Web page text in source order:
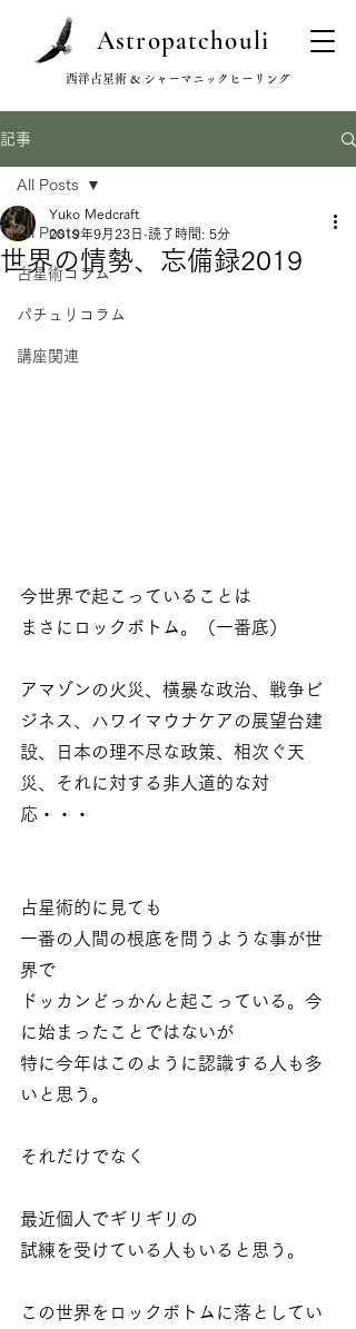
Astropatchouli
西洋占星術 & シャーマニックヒーリング
記事
All Posts
占星術コラム
パチュリコラム
講座関連
All Posts
世界の情勢、忘備録2019
Yuko Medcraft
2019年9月23日 読了時間: 5分
今世界で起こっていることは
まさにロックボトム。（一番底）
アマゾンの火災、横暴な政治、戦争ビ
ジネス、ハワイマウナケアの展望台建
設、日本の理不尽な政策、相次ぐ天
災、それに対する非人道的な対
応・・・
占星術的に見ても
一番の人間の根底を問うような事が世
界で
ドッカンどっかんと起こっている。今
に始まったことではないが
特に今年はこのように認識する人も多
いと思う。
それだけでなく
最近個人でギリギリの
試練を受けている人もいると思う。
この世界をロックボトムに落としてい